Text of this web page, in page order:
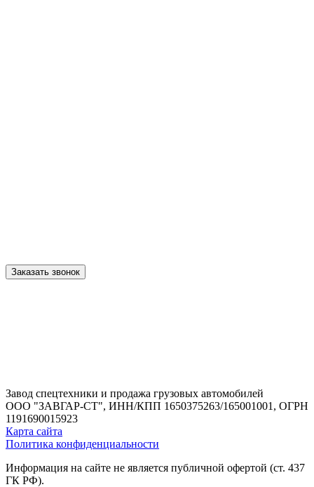
Заказать звонок
Завод спецтехники и продажа грузовых автомобилей
ООО "ЗАВГАР-СТ", ИНН/КПП 1650375263/165001001, ОГРН
1191690015923
Карта сайта
Политика конфиденциальности
Информация на сайте не является публичной офертой (ст. 437
ГК РФ).